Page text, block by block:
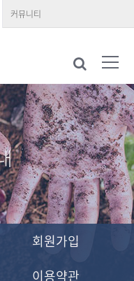
커뮤니티
회원가입
이용약관